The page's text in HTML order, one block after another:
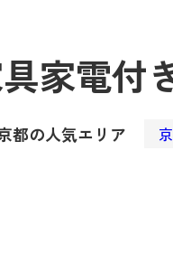
家電付
都の人気エリア